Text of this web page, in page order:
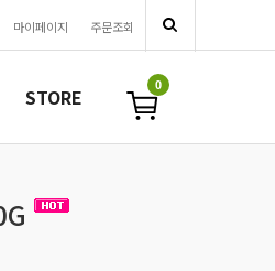
마이페이지 주문조회
STORE 0